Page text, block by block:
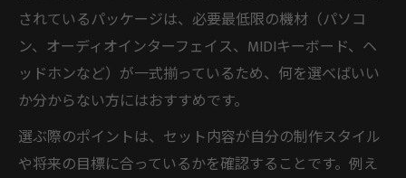
されているパッケージは、必要最低限の機材（パソコ
ン、オーディオインターフェイス、MIDIキーボード、ヘ
ッドホンなど）が一式揃っているため、何を選べばいい
か分からない方にはおすすめです。
選ぶ際のポイントは、セット内容が自分の制作スタイル
や将来の目標に合っているかを確認することです。例え